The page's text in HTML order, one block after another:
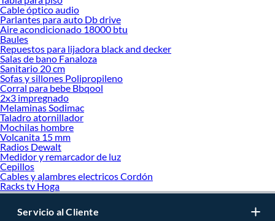
Cable óptico audio
Parlantes para auto Db drive
Aire acondicionado 18000 btu
Baules
Repuestos para lijadora black and decker
Salas de bano Fanaloza
Sanitario 20 cm
Sofas y sillones Polipropileno
Corral para bebe Bbqool
2x3 impregnado
Melaminas Sodimac
Taladro atornillador
Mochilas hombre
Volcanita 15 mm
Radios Dewalt
Medidor y remarcador de luz
Cepillos
Cables y alambres electricos Cordón
Racks tv Hoga
Servicio al Cliente